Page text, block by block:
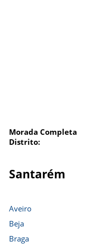
Morada Completa
Distrito:
Santarém
Aveiro
Beja
Braga